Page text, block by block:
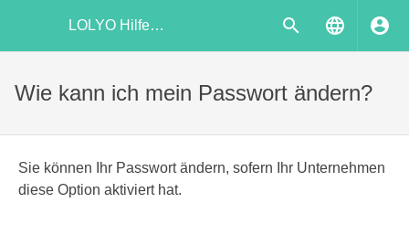
LOLYO Hilfecenter
Wie kann ich mein Passwort ändern?
Sie können Ihr Passwort ändern, sofern Ihr Unternehmen
diese Option aktiviert hat.